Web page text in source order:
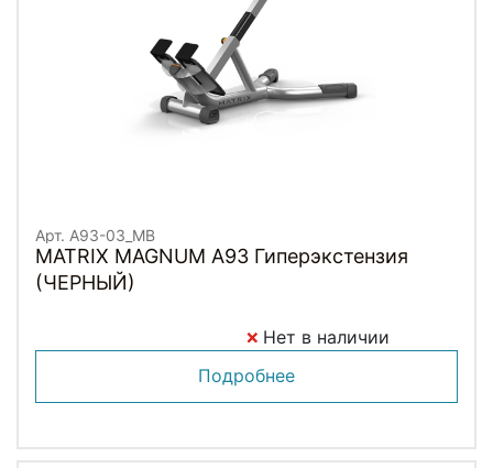
Арт. A93-03_MB
MATRIX MAGNUM A93 Гиперэкстензия
(ЧЕРНЫЙ)
Нет в наличии
Подробнее